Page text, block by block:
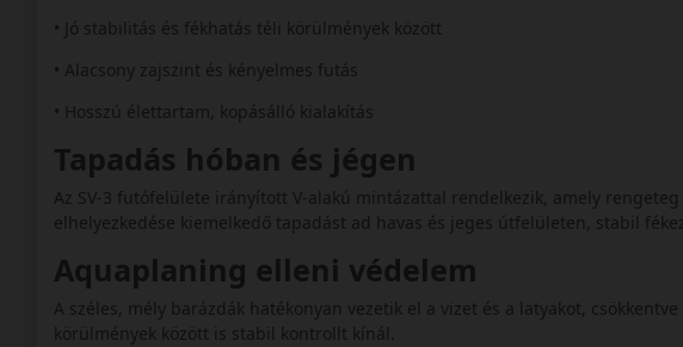
• Jó stabilitás és fékhatás téli körülmények között
• Alacsony zajszint és kényelmes futás
• Hosszú élettartam, kopásálló kialakítás
Tapadás hóban és jégen
Az SV-3 futófelülete irányított V-alakú mintázattal rendelkezik, amely
elhelyezkedése kiemelkedő tapadást ad havas és jeges útfelületen, stabil
Aquaplaning elleni védelem
A széles, mély barázdák hatékonyan vezetik el a vizet és a latyakot,
körülmények között is stabil kontrollt kínál.